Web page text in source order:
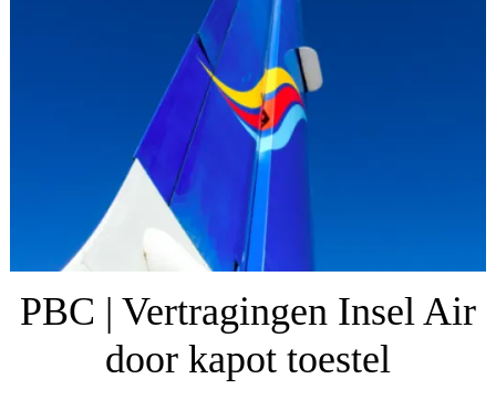
PBC | Vertragingen Insel Air
door kapot toestel